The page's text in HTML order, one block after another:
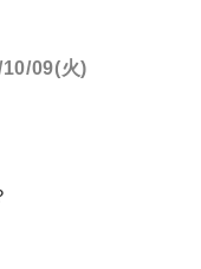
09(火)